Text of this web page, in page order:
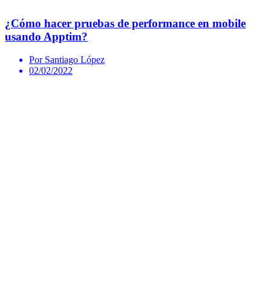
¿Cómo hacer pruebas de performance en mobile
usando Apptim?
Por Santiago López
02/02/2022